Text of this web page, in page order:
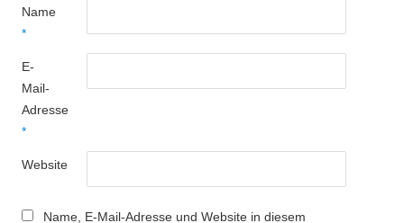
Name
*
E-
Mail-
Adresse
*
Website
Name, E-Mail-Adresse und Website in diesem